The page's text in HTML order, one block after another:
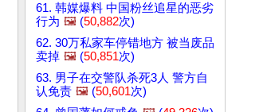
61. 韩媒爆料 中国粉丝追星的恶劣
行为 🖼️ (50,882次)
62. 30万私家车停错地方 被当废品
卖掉 🖼️ (50,851次)
63. 男子在交警队杀死3人 警方自
认免责 🖼️ (50,601次)